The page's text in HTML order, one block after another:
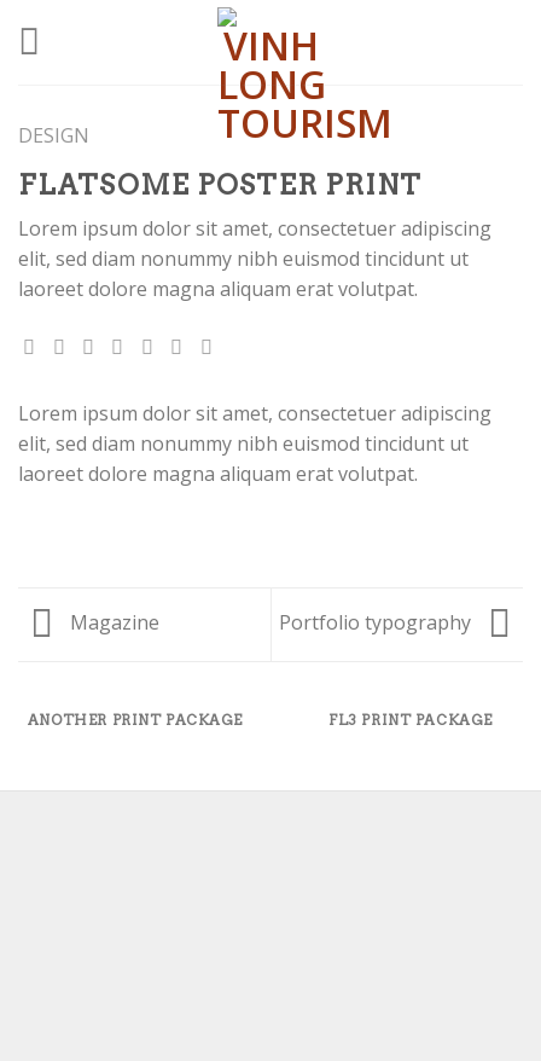
DESIGN
FLATSOME POSTER PRINT
Lorem ipsum dolor sit amet, consectetuer adipiscing
elit, sed diam nonummy nibh euismod tincidunt ut
laoreet dolore magna aliquam erat volutpat.
Lorem ipsum dolor sit amet, consectetuer adipiscing
elit, sed diam nonummy nibh euismod tincidunt ut
laoreet dolore magna aliquam erat volutpat.
Magazine Portfolio typography
ANOTHER PRINT PACKAGE FL3 PRINT PACKAGE